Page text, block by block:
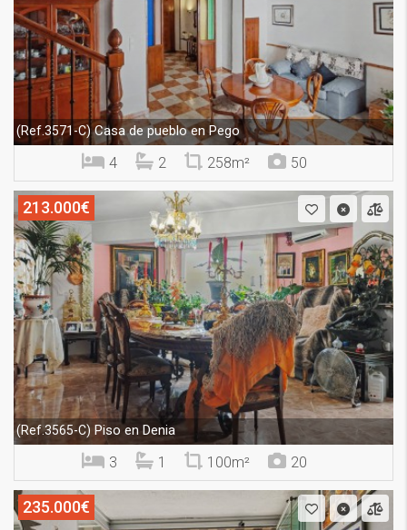
(Ref.3571-C)Casa de pueblo en Pego
4 2 258m² 50
213.000€
(Ref.3565-C) Piso en Denia
3 1 100m² 20
235.000€